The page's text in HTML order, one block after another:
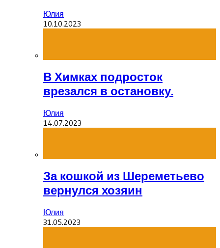
Юлия
10.10.2023
В Химках подросток
врезался в остановку.
Юлия
14.07.2023
За кошкой из Шереметьево
вернулся хозяин
Юлия
31.05.2023